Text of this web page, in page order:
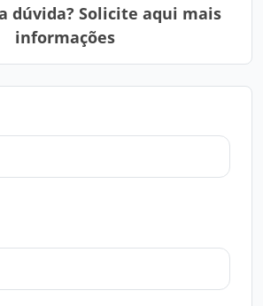
dúvida? Solicite aqui mais
informações